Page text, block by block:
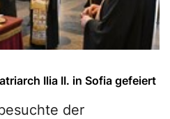
Ilia II. in Sofia gefeiert
der